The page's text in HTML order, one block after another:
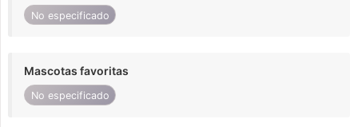
No especificado
Mascotas favoritas
No especificado